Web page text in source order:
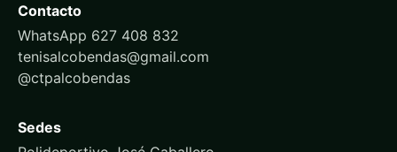
Contacto
WhatsApp 627 408 832
tenisalcobendas@gmail.com
@ctpalcobendas
Sedes